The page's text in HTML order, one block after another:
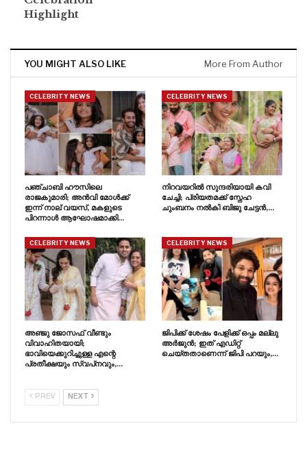
Highlight
YOU MIGHT ALSO LIKE More From Author
CELEBRITY NEWS
പഞ്ചാബി ഹൗസിലെ
രാജകുമാരി; അൻവി മോൾക്ക്
ഇന്ന് നാല് വയസ്, മകളുടെ
പിറന്നാൾ ആഘോഷമാക്കി…
CELEBRITY NEWS
നിറവയറിൽ സുന്ദരിയായി കവി
ചേച്ചി; പ്രിയതമക്ക് സ്നേഹ
ചുംബനം നൽകി ബിജു ചേട്ടൻ,…
CELEBRITY NEWS
അഞ്ജു ജോസഫ് വീണ്ടും
വിവാഹിതയായി;
ഭാവിയെക്കുറിച്ചുള്ള എന്റെ
പ്രതീക്ഷയും സ്വപ്‍നവും,…
CELEBRITY NEWS
ജിപിക്ക് ശേഷം പേളിക്ക് ഒപ്പം മല്ലു
അർജുൻ; ഇത് എഡിറ്റ്
ചെയ്തതാണെന്ന് ജിപി പറയും,…
PREV NEXT